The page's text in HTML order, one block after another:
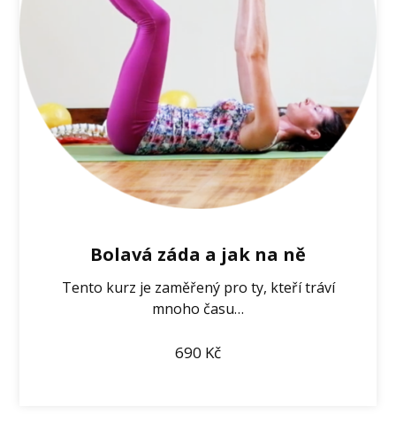
Bolavá záda a jak na ně
Tento kurz je zaměřený pro ty, kteří tráví
mnoho času…
690 Kč